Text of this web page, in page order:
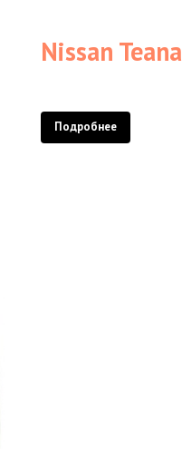
Nissan Teana
Подробнее